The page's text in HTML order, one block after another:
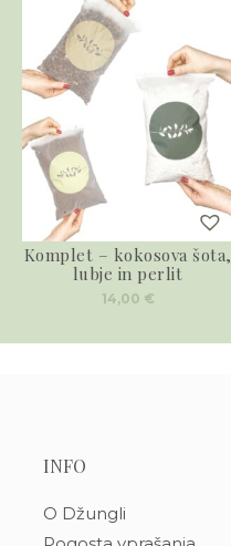
Komplet – kokosova šota,
lubje in perlit
14,00 €
INFO
O Džungli